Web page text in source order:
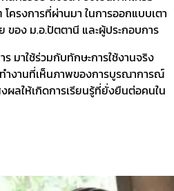
ครงการที่ผ่านมา ในการออกแบบเตา
ของ ม.อ.ปัตตานี และผู้ประกอบการ
มาใช้ร่วมกับทักษะการใช้งานจริง
ำงานที่เห็นภาพของการบูรณาการณ์
ผลให้เกิดการเรียนรู้ที่ยั่งยืนต่อคนใน